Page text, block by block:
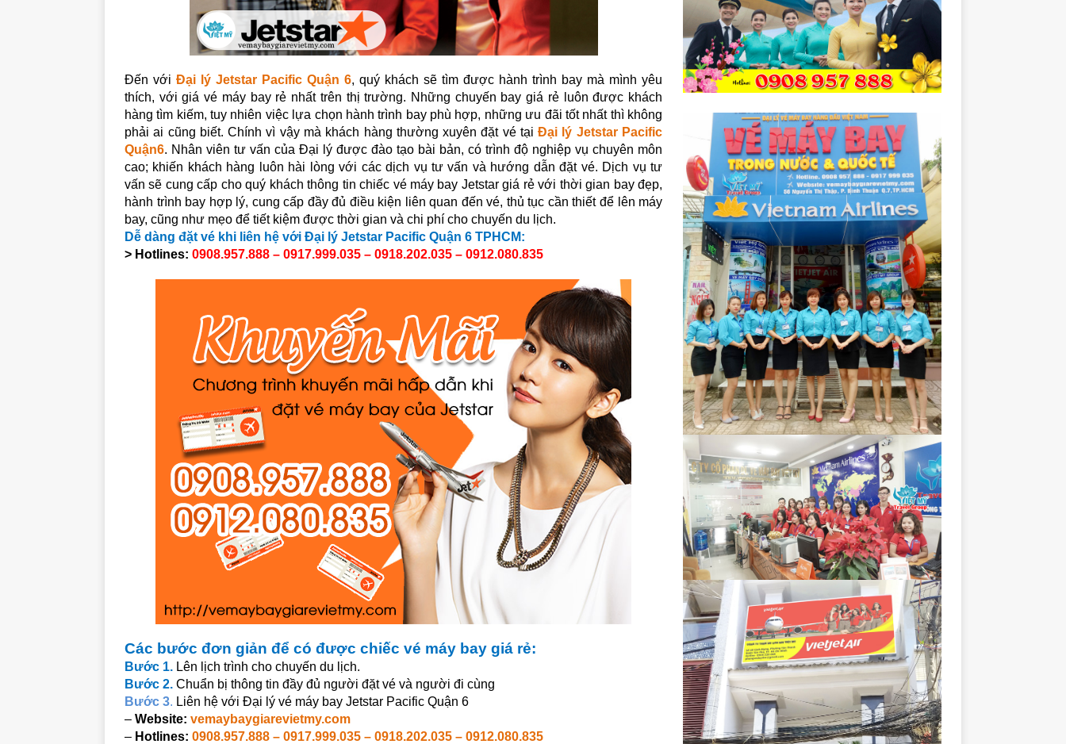
Đến vớiĐại lý Jetstar Pacific Quận 6,quý khách sẽ tìm được hành trình bay mà mình yêu
thích, với giá vé máy bay rẻ nhất trên thị trường. Những chuyến bay giá rẻ luôn được khách
hàng tìm kiếm, tuy nhiên việc lựa chọn hành trình bay phù hợp, những ưu đãi tốt nhất thì không
phải ai cũng biết. Chính vì vậy mà khách hàng thường xuyên đặt vé tạiĐại lý Jetstar Pacific
Quận6. Nhân viên tư vấn của Đại lý được đào tạo bài bản, có trình độ nghiệp vụ chuyên môn
cao; khiến khách hàng luôn hài lòng với các dịch vụ tư vấn và hướng dẫn đặt vé. Dịch vụ tư
vấn sẽ cung cấp cho quý khách thông tin chiếc vé máy bay Jetstar giá rẻ với thời gian bay đẹp,
hành trình bay hợp lý, cung cấp đầy đủ điều kiện liên quan đến vé, thủ tục cần thiết để lên máy
bay, cũng như mẹo để tiết kiệm được thời gian và chi phí cho chuyến du lịch.
Dễ dàng đặt vé khi liên hệ với Đại lý Jetstar Pacific Quận 6 TPHCM:
> Hotlines: 0908.957.888 – 0917.999.035 – 0918.202.035 – 0912.080.835
Các bước đơn giản để có được chiếc vé máy bay giá rẻ:
Bước 1. Lên lịch trình cho chuyến du lịch.
Bước 2. Chuẩn bị thông tin đầy đủ người đặt vé và người đi cùng
Bước 3. Liên hệ với Đại lý vé máy bay Jetstar Pacific Quận 6
– Website: vemaybaygiarevietmy.com
– Hotlines: 0908.957.888 – 0917.999.035 – 0918.202.035 – 0912.080.835